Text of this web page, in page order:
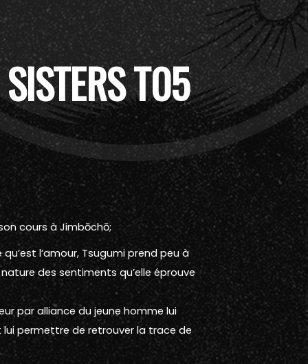
T05
cours à Jimbōchō;
qu’est l’amour, Tsugumi prend peu à
des sentiments qu’elle éprouve
par alliance du jeune homme lui
permettre de retrouver la trace de